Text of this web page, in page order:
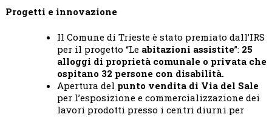
Progetti e innovazione
Il Comune di Trieste è stato premiato dall’IRS
per il progetto “Le abitazioni assistite”: 25
alloggi di proprietà comunale o privata che
ospitano 32 persone con disabilità.
Apertura del punto vendita di Via del Sale
per l’esposizione e commercializzazione dei
lavori prodotti presso i centri diurni per